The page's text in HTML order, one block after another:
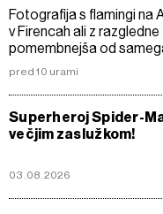
Fotografija s flamingi na
v Firencah ali z
pomembnejša od
pred 10 urami
Superheroj Spider-
večjim zaslužkom!
03.08.2026